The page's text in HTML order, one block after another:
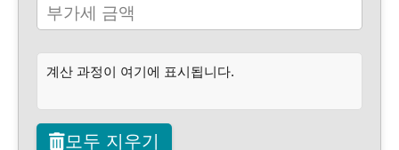
계산 과정이 여기에 표시됩니다.
모두 지우기